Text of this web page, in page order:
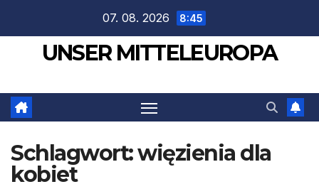
springen
07. 08. 2026 8:45
UNSER MITTELEUROPA
Schlagwort:więzienia dla
kobiet